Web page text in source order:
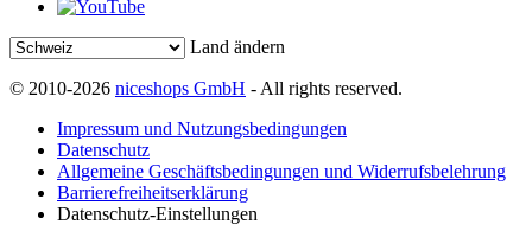
Land ändern
© 2010-2026 niceshops GmbH - All rights reserved.
Impressum und Nutzungsbedingungen
Datenschutz
Allgemeine Geschäftsbedingungen und Widerrufsbelehrung
Barrierefreiheitserklärung
Datenschutz-Einstellungen